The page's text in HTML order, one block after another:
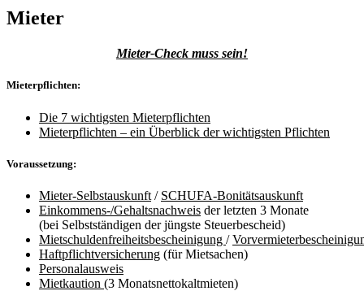
Mieter
Mieter-Check muss sein!
Mieterpflichten:
Die 7 wichtigsten Mieterpflichten
Mieterpflichten – ein Überblick der wichtigsten Pflichten
Voraussetzung:
Mieter-Selbstauskunft / SCHUFA-Bonitätsauskunft
Einkommens-/Gehaltsnachweis der letzten 3 Monate
(bei Selbstständigen der jüngste Steuerbescheid)
Mietschuldenfreiheitsbescheinigung /
Haftpflichtversicherung (für Mietsachen)
Personalausweis
Mietkaution (3 Monatsnettokaltmieten)